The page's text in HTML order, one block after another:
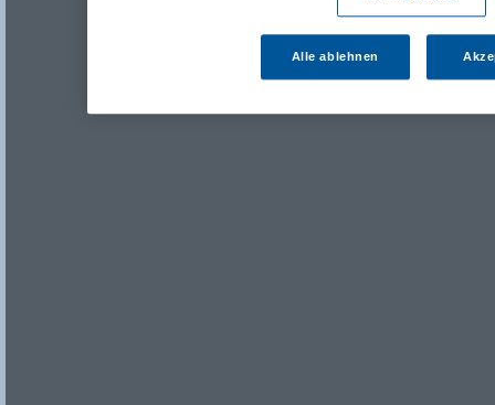
Alle ablehnen